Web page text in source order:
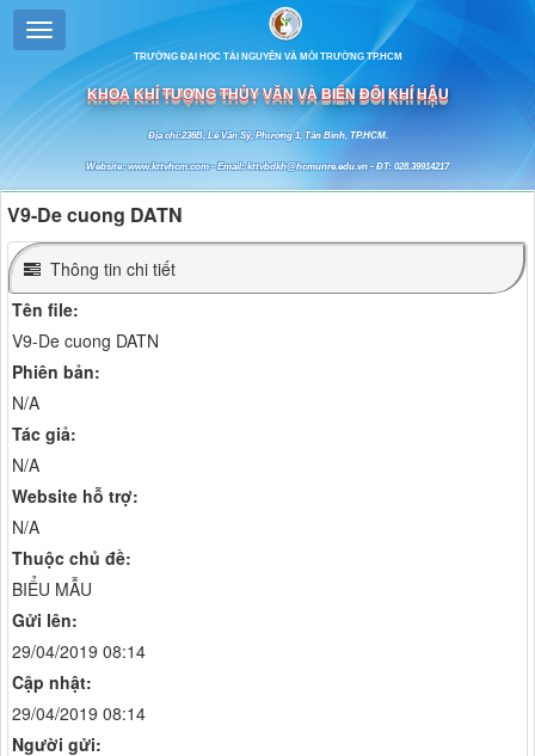
TRƯỜNG ĐẠI HỌC TÀI NGUYÊN VÀ MÔI TRƯỜNG TP.HCM
KHOA KHÍ TƯỢNG THỦY VĂN VÀ BIẾN ĐỔI KHÍ HẬU
Địa chỉ:236B, Lê Văn Sỹ, Phường 1, Tân Bình, TP.HCM.
Website: www.kttvhcm.com - Email: kttvbdkh@hcmunre.edu.vn - ĐT: 028.39914217
V9-De cuong DATN
Thông tin chi tiết
Tên file:
V9-De cuong DATN
Phiên bản:
N/A
Tác giả:
N/A
Website hỗ trợ:
N/A
Thuộc chủ đề:
BIỂU MẪU
Gửi lên:
29/04/2019 08:14
Cập nhật:
29/04/2019 08:14
Người gửi: